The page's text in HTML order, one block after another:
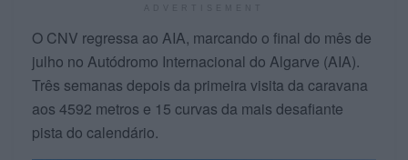
O CNV regressa ao AIA, marcando o final do mês de
julho no Autódromo Internacional do Algarve (AIA).
Três semanas depois da primeira visita da caravana
aos 4592 metros e 15 curvas da mais desafiante
pista do calendário.